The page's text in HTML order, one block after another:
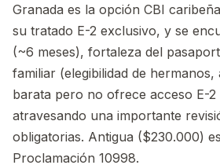
Granada es la opción CBI
su tratado E-2 exclusivo, y se
(~6 meses), fortaleza del
familiar (elegibilidad de
barata pero no ofrece acceso E-
atravesando una importante
obligatorias. Antigua ($230.000)
Proclamación 10998.